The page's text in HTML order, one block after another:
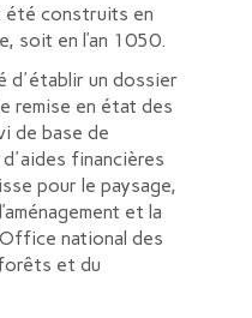
été construits en
soit en l’an 1050.
d'établir un dossier
remise en état des
de base de
financières
pour le paysage,
et la
national des
et du